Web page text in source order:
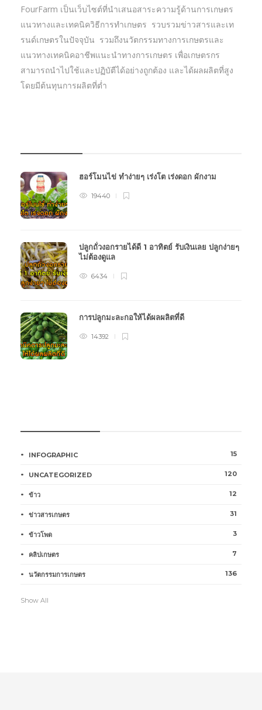
FourFarm เป็นเว็บไซต์ที่นำเสนอสาระความรู้ด้านการเกษตร
แนวทางและเทคนิควิธีการทำเกษตร รวบรวมข่าวสารและเท
รนด์เกษตรในปัจจุบัน รวมถึงนวัตกรรมทางการเกษตรและ
แนวทางเทคนิคอาชีพแนะนำทางการเกษตร เพื่อเกษตรกร
สามารถนำไปใช้และปฏิบัตืได้อย่างถูกต้อง และได้ผลผลิตที่สูง
โดยมีต้นทุนการผลิตที่ต่ำ
ฮอร์โมนไข่ ทำง่ายๆ เร่งโต เร่งดอก ผักงาม
19440
ปลูกถั่วงอกรายได้ดี 1 อาทิตย์ รับเงินเลย ปลูกง่ายๆ
ไม่ต้องดูแล
6434
การปลูกมะละกอให้ได้ผลผลิตที่ดี
14392
INFOGRAPHIC 15
UNCATEGORIZED 120
ข้าว 12
ข่าวสารเกษตร 31
ข้าวโพด 3
คลิปเกษตร 7
นวัตกรรมการเกษตร 136
Show All